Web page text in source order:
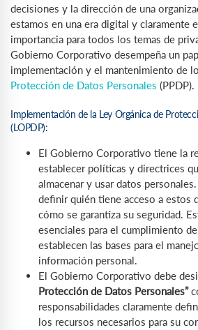
decisiones y la dirección de una
estamos en una era digital y claramente
importancia para todos los temas de
Gobierno Corporativo desempeña un
implementación y el mantenimiento de
Protección de Datos Personales (PPDP).
Implementación de la Ley Orgánica de
(LOPDP):
El Gobierno Corporativo tiene la
establecer políticas y directrices
almacenar y usar datos
definir quién tiene acceso a estos
cómo se garantiza su seguridad.
esenciales para el cumplimiento
establecen las bases para el
información personal.
El Gobierno Corporativo debe
Protección de Datos Personales”
responsabilidades claramente
los recursos necesarios para su